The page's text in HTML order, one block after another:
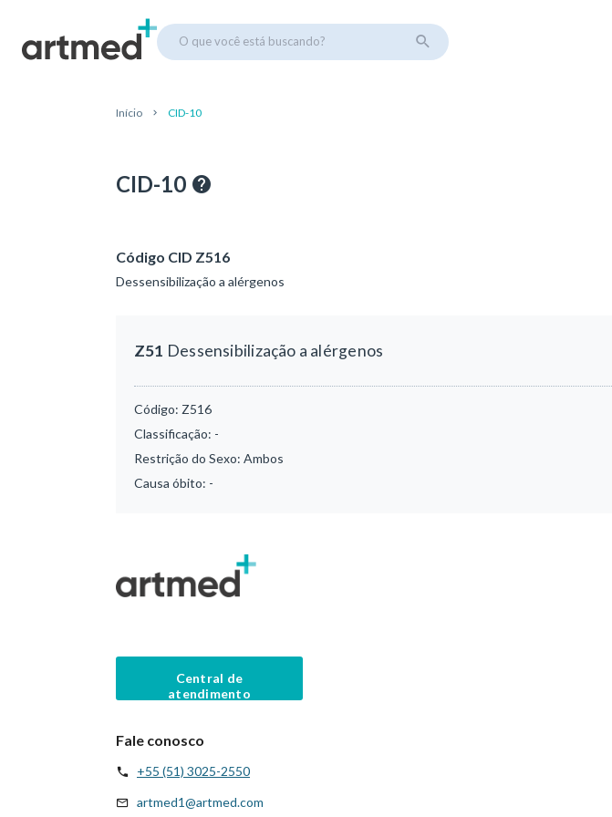
O que você está buscando?
Início CID-10
CID-10
Código CID Z516
Dessensibilização a alérgenos
Z51 Dessensibilização a alérgenos
Código: Z516
Classificação: -
Restrição do Sexo: Ambos
Causa óbito: -
Central de
atendimento
Fale conosco
+55 (51) 3025-2550
artmed1@artmed.com